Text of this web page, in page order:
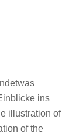
ins
illustration of
of the